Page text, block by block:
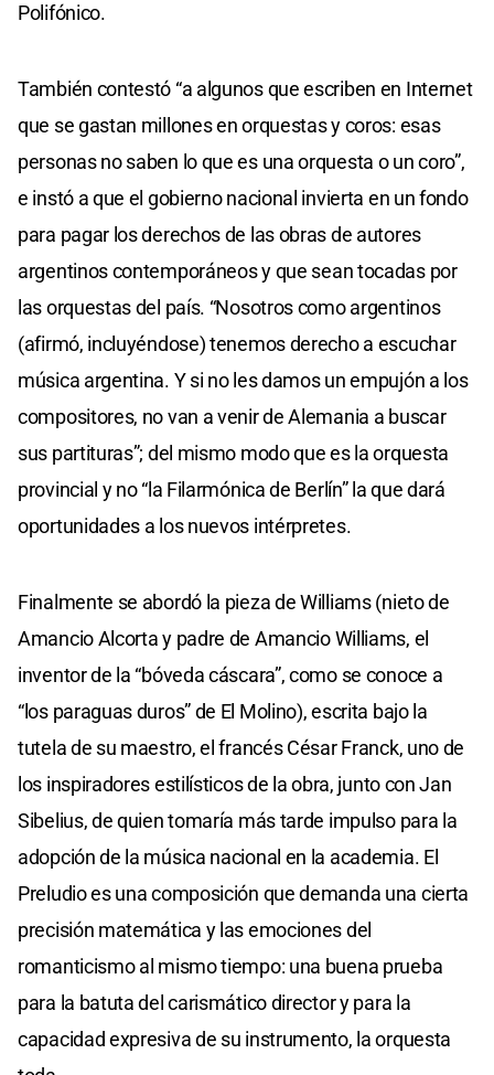
Polifónico.
También contestó “a algunos que escriben en Internet
que se gastan millones en orquestas y coros: esas
personas no saben lo que es una orquesta o un coro”,
e instó a que el gobierno nacional invierta en un fondo
para pagar los derechos de las obras de autores
argentinos contemporáneos y que sean tocadas por
las orquestas del país. “Nosotros como argentinos
(afirmó, incluyéndose) tenemos derecho a escuchar
música argentina. Y si no les damos un empujón a los
compositores, no van a venir de Alemania a buscar
sus partituras”; del mismo modo que es la orquesta
provincial y no “la Filarmónica de Berlín” la que dará
oportunidades a los nuevos intérpretes.
Finalmente se abordó la pieza de Williams (nieto de
Amancio Alcorta y padre de Amancio Williams, el
inventor de la “bóveda cáscara”, como se conoce a
“los paraguas duros” de El Molino), escrita bajo la
tutela de su maestro, el francés César Franck, uno de
los inspiradores estilísticos de la obra, junto con Jan
Sibelius, de quien tomaría más tarde impulso para la
adopción de la música nacional en la academia. El
Preludio es una composición que demanda una cierta
precisión matemática y las emociones del
romanticismo al mismo tiempo: una buena prueba
para la batuta del carismático director y para la
capacidad expresiva de su instrumento, la orquesta